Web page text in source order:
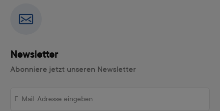
Newsletter
Abonniere jetzt unseren Newsletter